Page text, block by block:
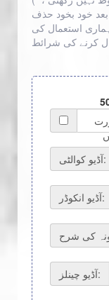
شدہ فائلیں 2 گھنٹے کے بعد خود بخود حذف
استعمال کی
کرنے کی شرائط
آڈیو کوالٹی:
آڈیو انکوڈر:
آڈیو چینلز: